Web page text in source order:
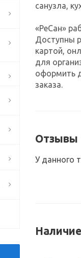
санузла,
«РеСан»
Доступны
картой,
для
оформить
заказа.
Отзывы
У данного
Наличие